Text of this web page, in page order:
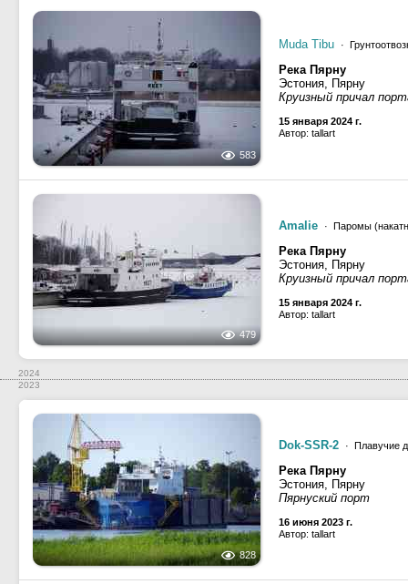
583
Muda Tibu ·
Река Пярну
Эстония, Пярну
Круизный причал
15 января 2024 г.
Автор: tallart
479
Amalie · Паромы
Река Пярну
Эстония, Пярну
Круизный причал
15 января 2024 г.
Автор: tallart
2024
2023
828
Dok-SSR-2 · Плавучие
Река Пярну
Эстония, Пярну
Пярнуский порт
16 июня 2023 г.
Автор: tallart